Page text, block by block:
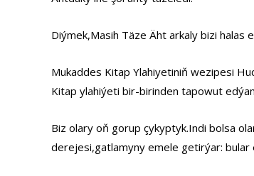
Diýmek,Masih Täze Äht arkaly bizi halas
Mukaddes Kitap Ylahiyetiniň wezipesi
Kitap ylahiýeti bir-birinden tapowut
Biz olary oň gorup çykyptyk.Indi bolsa
derejesi,gatlamyny emele getirýar: